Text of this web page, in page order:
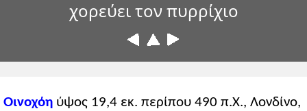
χορεύει τον πυρρίχιο
Οινοχόη ύψος 19,4 εκ. περίπου 490 π.Χ., Λονδίνο,